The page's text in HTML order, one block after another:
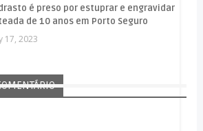
é preso por estuprar e engravidar
de 10 anos em Porto Seguro
17, 2023